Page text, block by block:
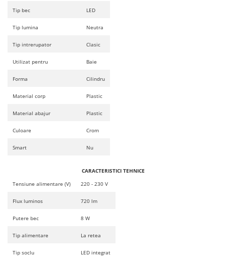
Iluminat bucatarie
Iluminat baie
Iluminat camera copilului
Iluminat spatiu comercial
Iluminat hala industriala
Iluminat stradal
Sisteme Iluminat pe Sina
Magnetica
Tip bec LED
Tip lumina Neutra
Tip intrerupator Clasic
Utilizat pentru Baie
Forma Cilindru
Material corp Plastic
Material abajur Plastic
Culoare Crom
Smart Nu
CARACTERISTICI TEHNICE
Tensiune alimentare (V)
220 - 230 V
Flux luminos 720 lm
Putere bec 8 W
Tip alimentare La retea
Tip soclu LED integrat